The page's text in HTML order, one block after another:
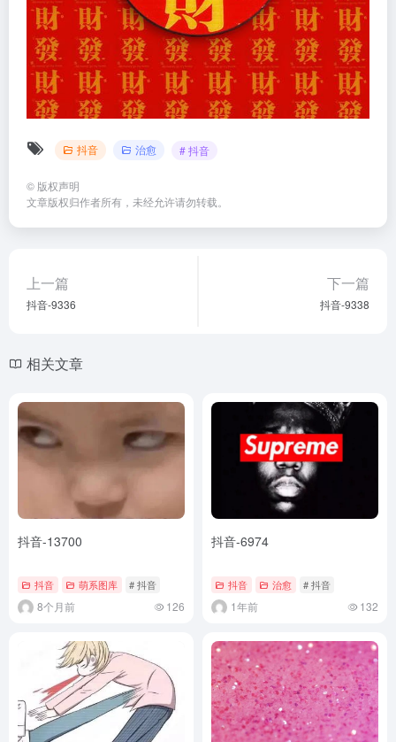
抖音 治愈 # 抖音
© 版权声明
文章版权归作者所有，未经允许请勿转载。
上一篇
抖音-9336
下一篇
抖音-9338
相关文章
抖音-13700
抖音 萌系图库 # 抖音
8个月前 126
抖音-6974
抖音 治愈 # 抖音
1年前 132